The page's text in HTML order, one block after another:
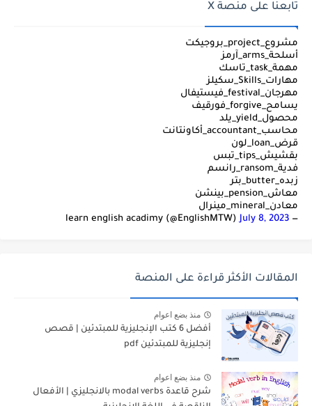
تابعنا على منصة X
مشروع_project_بروجيكت
أسلحة_arms_آرمز
مهمة_task_تاسك
مهارات_Skills_سكيلز
مهرجان_festival_فيستيفال
يسامح_forgive_فورقيف
محصول_yield_يلد
محاسب_accountant_أكاونتانت
قرض_loan_لون
بقشيش_tips_تبس
فدية_ransom_رانسم
زبده_butter_بتر
معاش_pension_بينشن
معادن_mineral_مينرال
— learn english acadimy (@EnglishMTW)
July 8, 2023
المقالات الأكثر قراءة على المنصة
منذ بضع اعوام
أفضل 6 كتب الإنجليزية للمبتدئين | قصص
إنجليزية للمبتدئين pdf
منذ بضع اعوام
شرح قاعدة modal verbs بالانجليزي | الأفعال